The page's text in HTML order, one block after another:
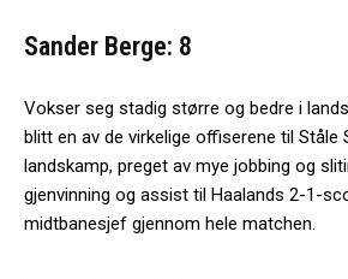
Sander Berge: 8
Vokser seg stadig større og bedre i
blitt en av de virkelige offiserene til Ståle
landskamp, preget av mye jobbing og
gjenvinning og assist til Haalands 2-1-
midtbanesjef gjennom hele matchen.